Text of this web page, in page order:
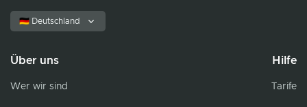
🇩🇪 Deutschland
Über uns
Wer wir sind
Hilfe
Tarife